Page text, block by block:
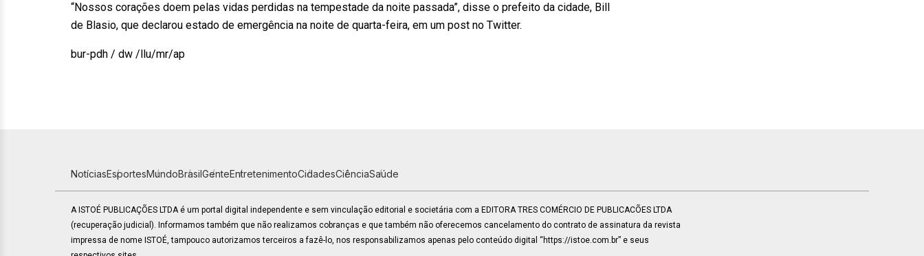
“Nossos corações doem pelas vidas perdidas na tempestade da noite passada”, disse o prefeito da cidade, Bill
de Blasio, que declarou estado de emergência na noite de quarta-feira, em um post no Twitter.
bur-pdh / dw /llu/mr/ap
NotíciasEsportesMundoBrasilGenteEntretenimentoCidadesCiênciaSaúde
A ISTOÉ PUBLICAÇÕES LTDA é um portal digital independente e sem vinculação editorial e societária com a EDITORA TRES COMÉRCIO DE PUBLICACÕES LTDA
(recuperação judicial). Informamos também que não realizamos cobranças e que também não oferecemos cancelamento do contrato de assinatura da revista
impressa de nome ISTOÉ, tampouco autorizamos terceiros a fazê-lo, nos responsabilizamos apenas pelo conteúdo digital “https://istoe.com.br” e seus